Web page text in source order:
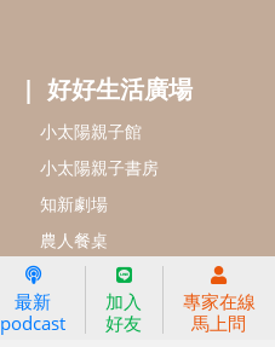
好好生活廣場
小太陽親子館
小太陽親子書房
知新劇場
農人餐桌
Green & Safe
最新
podcast
加入
好友
專家在線
馬上問